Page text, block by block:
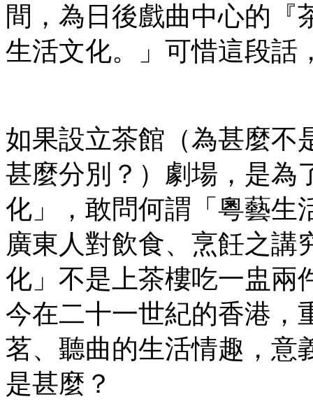
間，為日後戲曲中心的『
生活文化。」可惜這段話
如果設立茶館（為甚麼不
甚麼分別？）劇場，是為
化」，敢問何謂「粵藝生
廣東人對飲食、烹飪之講
化」不是上茶樓吃一盅兩
今在二十一世紀的香港，
茗、聽曲的生活情趣，意
是甚麼？